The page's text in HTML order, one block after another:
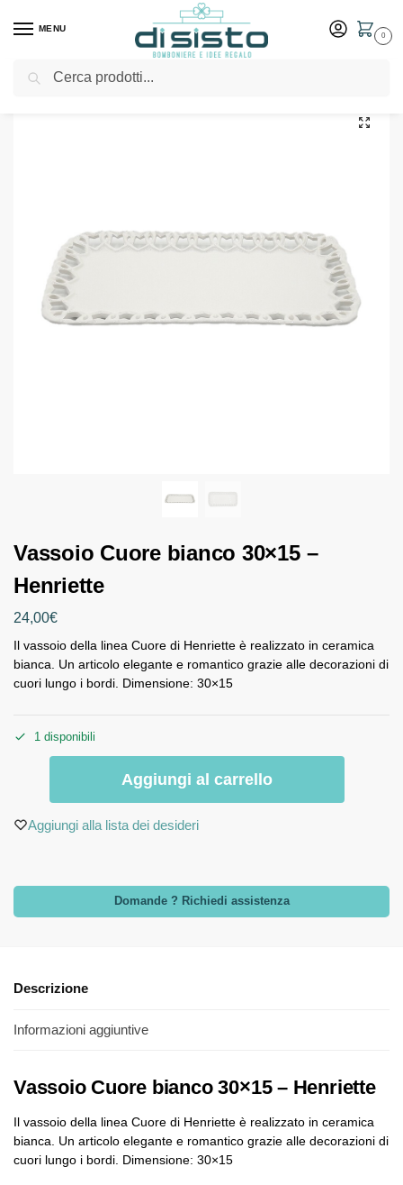
MENU
0
Home Shop Idee Regalo
Vassoio Cuore bianco 30×15 –
Henriette
24,00€
Il vassoio della linea Cuore di Henriette è realizzato in ceramica
bianca. Un articolo elegante e romantico grazie alle decorazioni di
cuori lungo i bordi. Dimensione: 30×15
1 disponibili
Aggiungi al carrello
Aggiungi alla lista dei desideri
Domande ? Richiedi assistenza
Descrizione
Informazioni aggiuntive
Vassoio Cuore bianco 30×15 – Henriette
Il vassoio della linea Cuore di Henriette è realizzato in ceramica
bianca. Un articolo elegante e romantico grazie alle decorazioni di
cuori lungo i bordi. Dimensione: 30×15